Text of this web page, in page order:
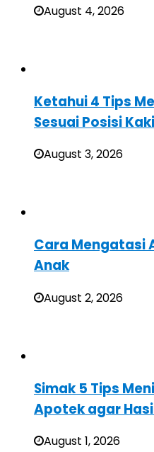
August 4, 2026
Ketahui 4 Tips
Sesuai Posisi Kaki
August 3, 2026
Cara Mengatasi
Anak
August 2, 2026
Simak 5 Tips
Apotek agar
August 1, 2026